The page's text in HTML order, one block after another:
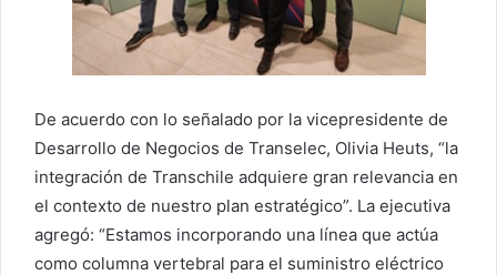
De acuerdo con lo señalado por la vicepresidente de
Desarrollo de Negocios de Transelec, Olivia Heuts, “la
integración de Transchile adquiere gran relevancia en
el contexto de nuestro plan estratégico”. La ejecutiva
agregó: “Estamos incorporando una línea que actúa
como columna vertebral para el suministro eléctrico